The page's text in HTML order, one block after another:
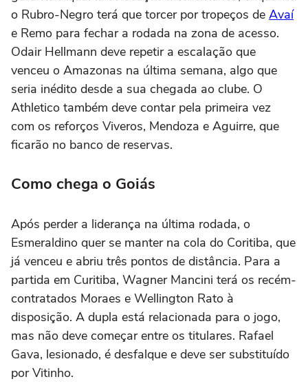
o Rubro-Negro terá que torcer por tropeços de Avaí
e Remo para fechar a rodada na zona de acesso.
Odair Hellmann deve repetir a escalação que
venceu o Amazonas na última semana, algo que
seria inédito desde a sua chegada ao clube. O
Athletico também deve contar pela primeira vez
com os reforços Viveros, Mendoza e Aguirre, que
ficarão no banco de reservas.
Como chega o Goiás
Após perder a liderança na última rodada, o
Esmeraldino quer se manter na cola do Coritiba, que
já venceu e abriu três pontos de distância. Para a
partida em Curitiba, Wagner Mancini terá os recém-
contratados Moraes e Wellington Rato à
disposição. A dupla está relacionada para o jogo,
mas não deve começar entre os titulares. Rafael
Gava, lesionado, é desfalque e deve ser substituído
por Vitinho.